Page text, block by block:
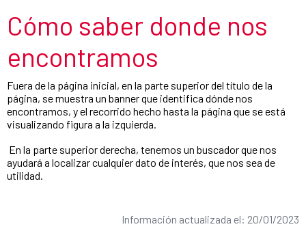
Cómo saber donde nos
encontramos
Fuera de la página inicial, en la parte superior del título de la
página, se muestra un banner que identifica dónde nos
encontramos, y el recorrido hecho hasta la página que se está
visualizando figura a la izquierda.
En la parte superior derecha, tenemos un buscador que nos
ayudará a localizar cualquier dato de interés, que nos sea de
utilidad.
Información actualizada el: 20/01/2023